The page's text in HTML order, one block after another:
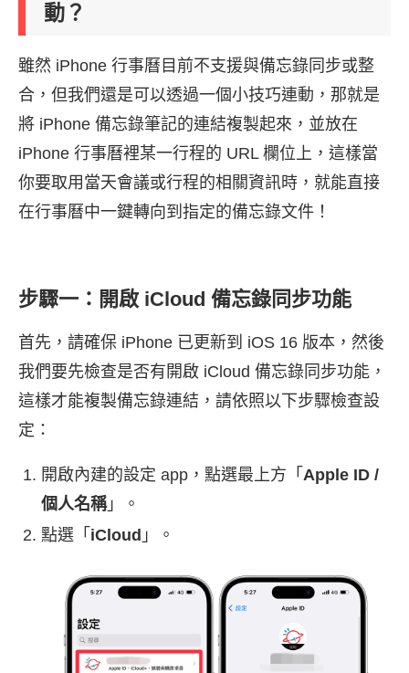
動？
雖然 iPhone 行事曆目前不支援與備忘錄同步或整
合，但我們還是可以透過一個小技巧連動，那就是
將 iPhone 備忘錄筆記的連結複製起來，並放在
iPhone 行事曆裡某一行程的 URL 欄位上，這樣當
你要取用當天會議或行程的相關資訊時，就能直接
在行事曆中一鍵轉向到指定的備忘錄文件！
步驟一：開啟 iCloud 備忘錄同步功能
首先，請確保 iPhone 已更新到 iOS 16 版本，然後
我們要先檢查是否有開啟 iCloud 備忘錄同步功能，
這樣才能複製備忘錄連結，請依照以下步驟檢查設
定：
開啟內建的設定 app，點選最上方「 Apple ID /
個人名稱」。
點選「 iCloud 」。